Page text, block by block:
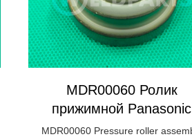
MDR00060 Ролик
прижимной Panasonic
MDR00060 Pressure roller